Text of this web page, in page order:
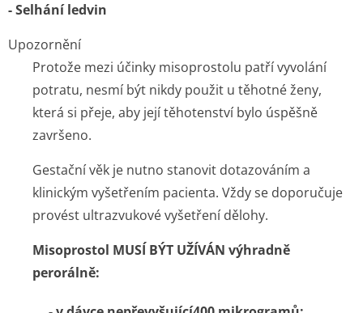
- Selhání ledvin
Upozornění
Protože mezi účinky misoprostolu patří vyvolání
potratu, nesmí být nikdy použit u těhotné ženy,
která si přeje, aby její těhotenství bylo úspěšně
završeno.
Gestační věk je nutno stanovit dotazováním a
klinickým vyšetřením pacienta. Vždy se doporučuje
provést ultrazvukové vyšetření dělohy.
Misoprostol MUSÍ BÝT UŽÍVÁN výhradně
perorálně: